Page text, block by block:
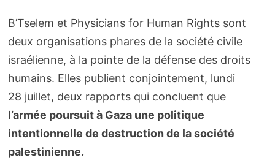
B’Tselem et Physicians for Human Rights sont
deux organisations phares de la société civile
israélienne, à la pointe de la défense des droits
humains. Elles publient conjointement, lundi
28 juillet, deux rapports qui concluent que
l’armée poursuit à Gaza une politique
intentionnelle de destruction de la société
palestinienne.